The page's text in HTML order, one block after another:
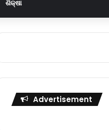
ଶିକ୍ଷା
Advertisement